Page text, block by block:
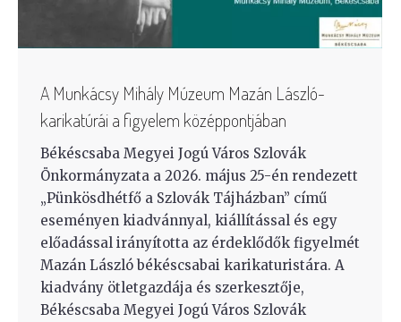
A Munkácsy Mihály Múzeum Mazán László-
karikatúrái a figyelem középpontjában
Békéscsaba Megyei Jogú Város Szlovák
Önkormányzata a 2026. május 25-én rendezett
„Pünkösdhétfő a Szlovák Tájházban” című
eseményen kiadvánnyal, kiállítással és egy
előadással irányította az érdeklődők figyelmét
Mazán László békéscsabai karikaturistára. A
kiadvány ötletgazdája és szerkesztője,
Békéscsaba Megyei Jogú Város Szlovák